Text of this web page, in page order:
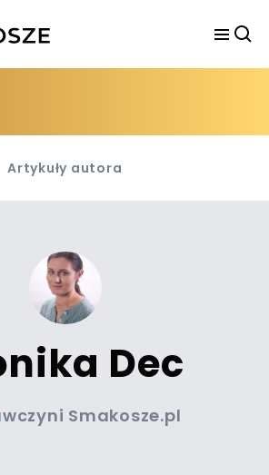
Artykuły autora
Dec
Smakosze.pl